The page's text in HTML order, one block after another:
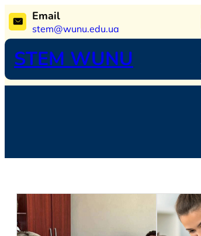
Перейти
до
вмісту
Email
stem@wunu.edu.ua
STEM WUNU